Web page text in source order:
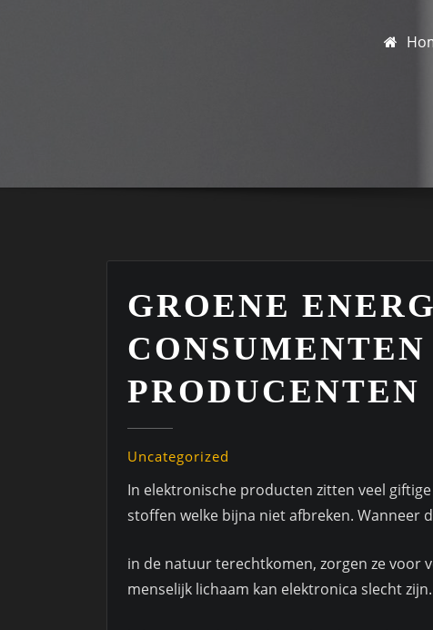
GROENE
CONSUMENTEN
PRODUCENTEN
Uncategorized
In elektronische producten zitten veel
stoffen welke bijna niet afbreken. Wanneer
in de natuur terechtkomen, zorgen ze voor
menselijk lichaam kan elektronica slecht